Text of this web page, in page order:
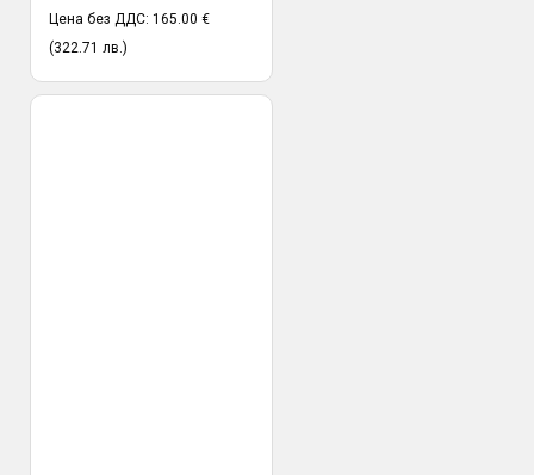
Цена без ДДС: 165.00 €
(322.71 лв.)